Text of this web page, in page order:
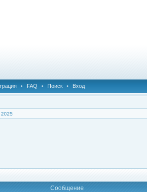
• FAQ • Поиск • Вход
2025
Сообщение